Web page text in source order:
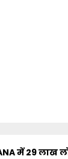
में 29 लाख